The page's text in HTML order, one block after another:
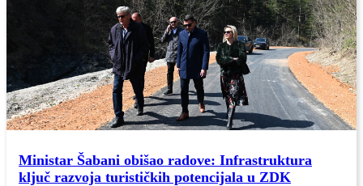
Ministar Šabani obišao radove: Infrastruktura
ključ razvoja turističkih potencijala u ZDK